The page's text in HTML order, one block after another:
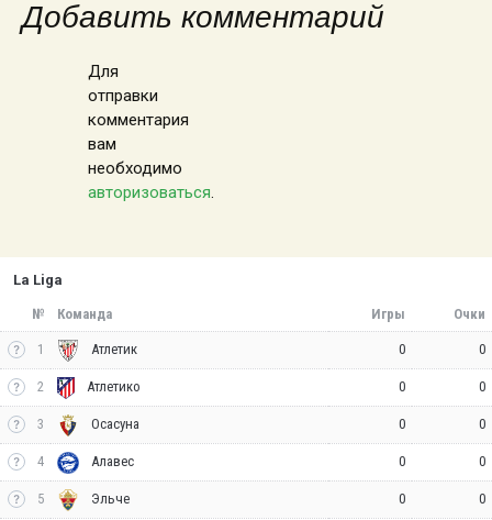
Добавить комментарий
Для
отправки
комментария
вам
необходимо
авторизоваться.
La Liga
№ Команда Игры Очки
1 Атлетик 0 0
2 Атлетико 0 0
3 Осасуна 0 0
4 Алавес 0 0
5 Эльче 0 0